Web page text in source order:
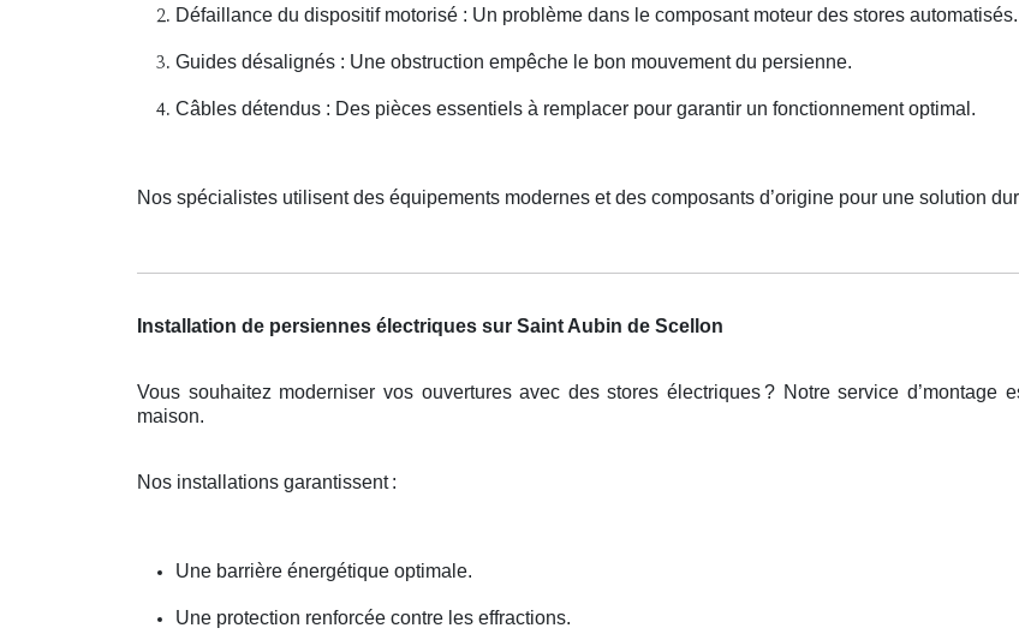
Défaillance du dispositif motorisé : Un problème dans le composant moteur des stores automatisés.
Guides désalignés : Une obstruction empêche le bon mouvement du persienne.
Câbles détendus : Des pièces essentiels à remplacer pour garantir un fonctionnement optimal.
Nos spécialistes utilisent des équipements modernes et des composants d’origine pour une solution
Installation de persiennes électriques sur Saint Aubin de Scellon
Vous souhaitez moderniser vos ouvertures avec des stores électriques? Notre service d’montage
maison.
Nos installations garantissent :
Une barrière énergétique optimale.
Une protection renforcée contre les effractions.